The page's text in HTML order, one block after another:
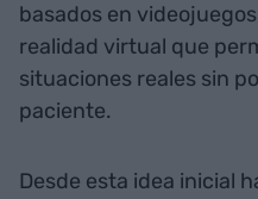
basados en
realidad virtual que
situaciones reales sin
paciente.
Desde esta idea inicial